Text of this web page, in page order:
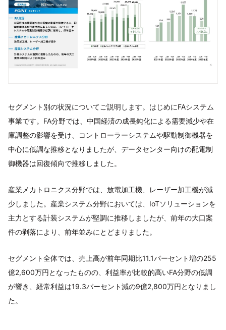
セグメント別の状況についてご説明します。はじめにFAシステム
事業です。FA分野では、中国経済の成長鈍化による需要減少や在
庫調整の影響を受け、コントローラーシステムや駆動制御機器を
中心に低調な推移となりましたが、データセンター向けの配電制
御機器は回復傾向で推移しました。
産業メカトロニクス分野では、放電加工機、レーザー加工機が減
少しました。産業システム分野においては、IoTソリューションを
主力とする計装システムが堅調に推移しましたが、前年の大口案
件の剥落により、前年並みにとどまりました。
セグメント全体では、売上高が前年同期比11.1パーセント増の255
億2,600万円となったものの、利益率が比較的高いFA分野の低調
が響き、経常利益は19.3パーセント減の9億2,800万円となりまし
た。